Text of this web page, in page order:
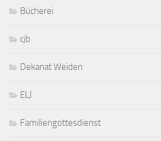
Bücherei
cjb
Dekanat Weiden
ELJ
Familiengottesdienst